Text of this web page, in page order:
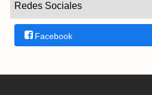
Redes Sociales
Facebook